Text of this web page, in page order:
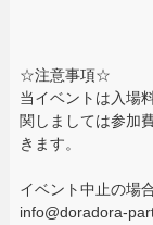
☆注意事項☆
当イベントは入場
関しましては参加
きます。
イベント中止の場
info@doradora-